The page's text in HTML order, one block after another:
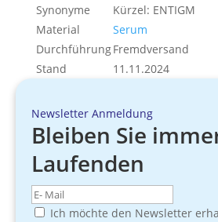
Synonyme
Kürzel: ENTIGM
Material
Serum
DurchführungFremdversand
Stand
11.11.2024
Newsletter Anmeldung
Bleiben Sie
Laufenden
Ich möchte den Newsletter